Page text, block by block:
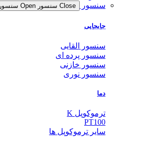
سنسور
Close سنسور Open سنسور
جابجایی
سنسور القایی
سنسور پرده ای
سنسور خازنی
سنسور نوری
دما
ترموکوپل K
PT100
سایر ترموکوپل ها